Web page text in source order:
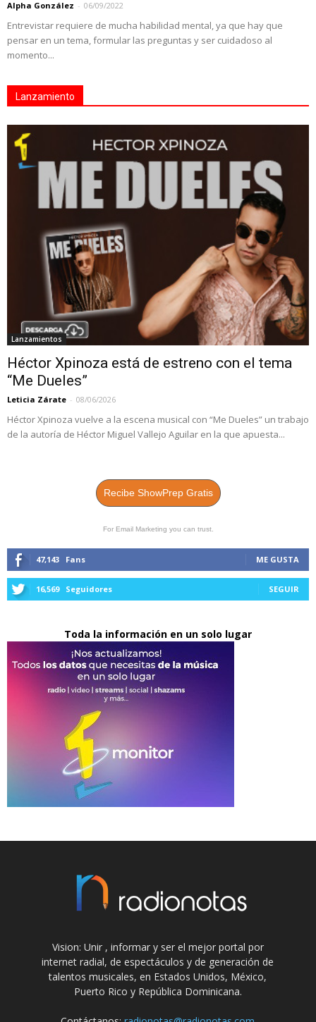
Alpha González - 06/09/2022
Entrevistar requiere de mucha habilidad mental, ya que hay que
pensar en un tema, formular las preguntas y ser cuidadoso al
momento...
Lanzamiento
Lanzamientos
Héctor Xpinoza está de estreno con el tema
“Me Dueles”
Leticia Zárate - 08/06/2026
Héctor Xpinoza vuelve a la escena musical con “Me Dueles” un trabajo
de la autoría de Héctor Miguel Vallejo Aguilar en la que apuesta...
Recibe ShowPrep Gratis
For Email Marketing you can trust.
47,143 Fans ME GUSTA
16,569 Seguidores SEGUIR
Toda la información en un solo lugar
Vision: Unir , informar y ser el mejor portal por
internet radial, de espectáculos y de generación de
talentos musicales, en Estados Unidos, México,
Puerto Rico y República Dominicana.